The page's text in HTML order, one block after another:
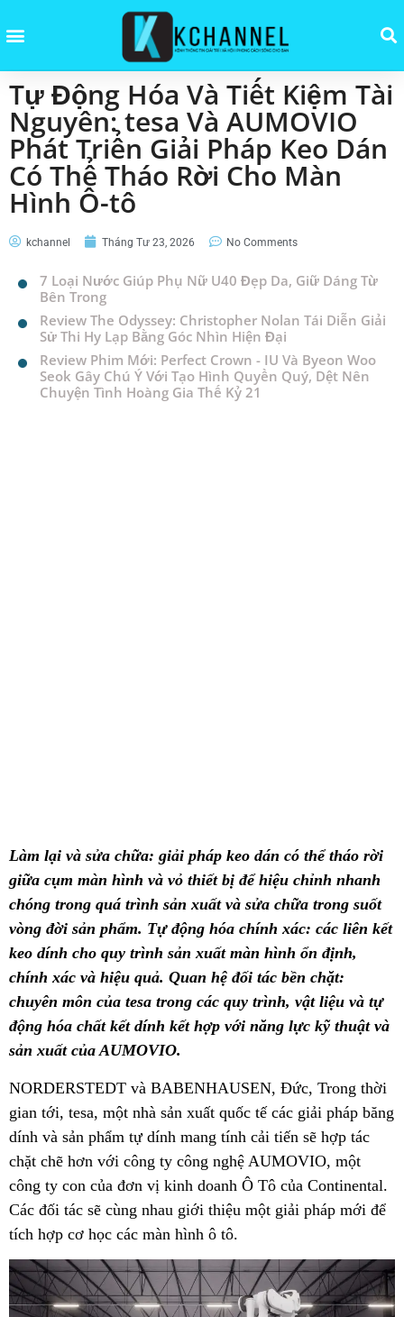
Tự Động Hóa Và Tiết Kiệm Tài
Nguyên: tesa Và AUMOVIO
Phát Triển Giải Pháp Keo Dán
Có Thể Tháo Rời Cho Màn
Hình Ô-tô
kchannel Tháng Tư 23, 2026 No Comments
7 Loại Nước Giúp Phụ Nữ U40 Đẹp Da, Giữ Dáng Từ
Bên Trong
Review The Odyssey: Christopher Nolan Tái Diễn Giải
Sử Thi Hy Lạp Bằng Góc Nhìn Hiện Đại
Review Phim Mới: Perfect Crown - IU Và Byeon Woo
Seok Gây Chú Ý Với Tạo Hình Quyền Quý, Dệt Nên
Chuyện Tình Hoàng Gia Thế Kỷ 21
Làm lại và sửa chữa: giải pháp keo dán có thể tháo rời
giữa cụm màn hình và vỏ thiết bị để hiệu chỉnh nhanh
chóng trong quá trình sản xuất và sửa chữa trong suốt
vòng đời sản phẩm. Tự động hóa chính xác: các liên kết
keo dính cho quy trình sản xuất màn hình ổn định,
chính xác và hiệu quả. Quan hệ đối tác bền chặt:
chuyên môn của tesa trong các quy trình, vật liệu và tự
động hóa chất kết dính kết hợp với năng lực kỹ thuật và
sản xuất của AUMOVIO.
NORDERSTEDT và BABENHAUSEN, Đức, Trong thời
gian tới, tesa, một nhà sản xuất quốc tế các giải pháp băng
dính và sản phẩm tự dính mang tính cải tiến sẽ hợp tác
chặt chẽ hơn với công ty công nghệ AUMOVIO, một
công ty con của đơn vị kinh doanh Ô Tô của Continental.
Các đối tác sẽ cùng nhau giới thiệu một giải pháp mới để
tích hợp cơ học các màn hình ô tô.